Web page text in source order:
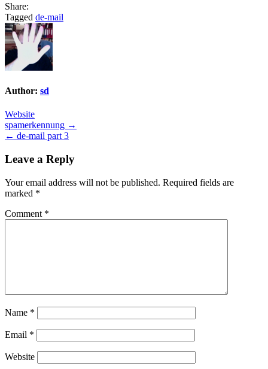
Share:
Tagged de-mail
Author: sd
Website
Post
navigation
spamerkennung →
← de-mail part 3
Leave a Reply
Your email address will not be published. Required fields are
marked *
Comment *
Name *
Email *
Website